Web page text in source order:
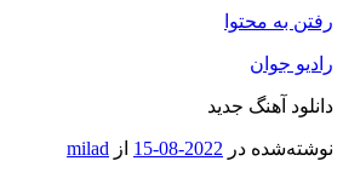
رفتن به محتوا
رادیو جوان
دانلود آهنگ جدید
نوشته‌شده در 2022-08-15 از milad